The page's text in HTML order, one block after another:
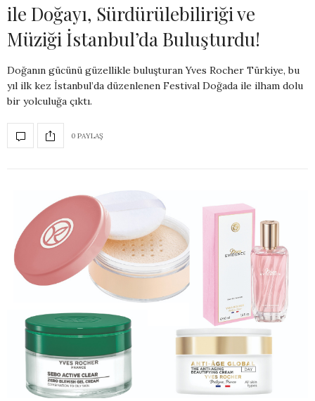
ile Doğayı, Sürdürülebiliriği ve
Müziği İstanbul’da Buluşturdu!
Doğanın gücünü güzellikle buluşturan Yves Rocher Türkiye, bu
yıl ilk kez İstanbul’da düzenlenen Festival Doğada ile ilham dolu
bir yolculuğa çıktı.
0 PAYLAŞ